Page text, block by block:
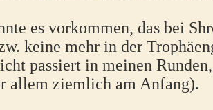
es vorkommen, das bei
keine mehr in der
passiert in meinen
allem ziemlich am Anfang).